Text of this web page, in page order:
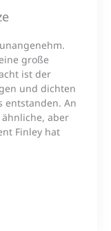
große
ist der
und dichten
entstanden. An
aber
Finley hat